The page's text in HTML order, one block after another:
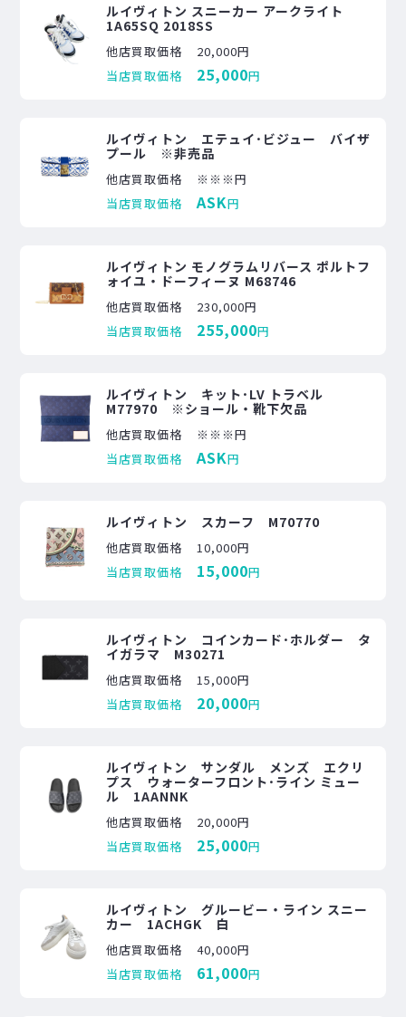
ルイヴィトン スニーカー アークライト
1A65SQ 2018SS
他店買取価格
20,000円
当店買取価格
25,000円
ルイヴィトン エテュイ･ビジュー バイザ
プール ※非売品
他店買取価格
※※※円
当店買取価格
ASK円
ルイヴィトン モノグラムリバース ポルトフ
ォイユ・ドーフィーヌ M68746
他店買取価格
230,000円
当店買取価格
255,000円
ルイヴィトン キット･LV トラベル
M77970 ※ショール・靴下欠品
他店買取価格
※※※円
当店買取価格
ASK円
ルイヴィトン スカーフ M70770
他店買取価格
10,000円
当店買取価格
15,000円
ルイヴィトン コインカード･ホルダー タ
イガラマ M30271
他店買取価格
15,000円
当店買取価格
20,000円
ルイヴィトン サンダル メンズ エクリ
プス ウォーターフロント･ライン ミュー
ル 1AANNK
他店買取価格
20,000円
当店買取価格
25,000円
ルイヴィトン グルービー・ライン スニー
カー 1ACHGK 白
他店買取価格
40,000円
当店買取価格
61,000円